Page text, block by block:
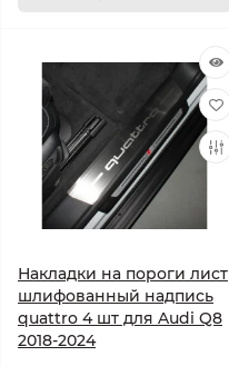
Накладки на пороги лист
шлифованный надпись
quattro 4 шт для Audi Q8
2018-2024